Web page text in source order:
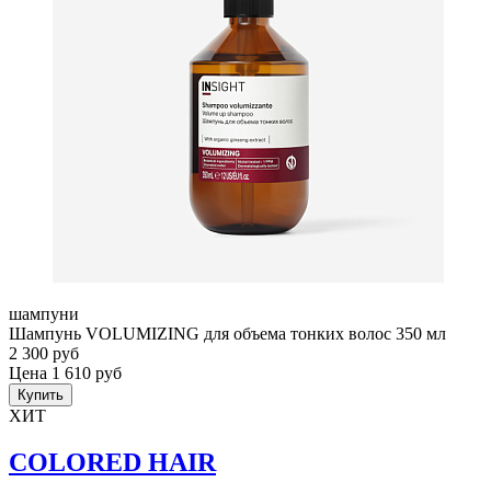
шампуни
Шампунь VOLUMIZING для объема тонких волос 350 мл
2 300 руб
Цена 1 610 руб
Купить
ХИТ
COLORED HAIR